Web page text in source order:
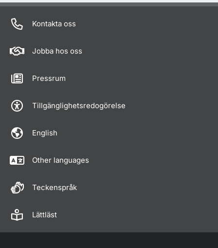
Kontakta oss
Jobba hos oss
Pressrum
Tillgänglighetsredogörelse
English
Other languages
Teckenspråk
Lättläst